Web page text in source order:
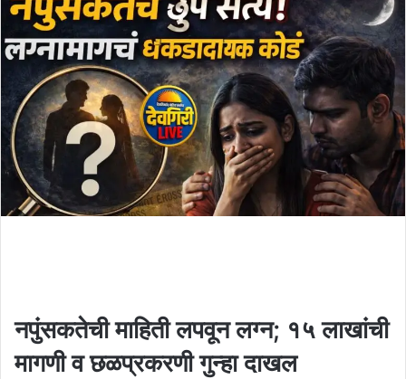
नपुंसकतेची माहिती लपवून लग्न; १५ लाखांची
मागणी व छळप्रकरणी गुन्हा दाखल